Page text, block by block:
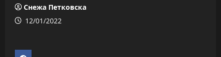
Снежа Петковска
12/01/2022